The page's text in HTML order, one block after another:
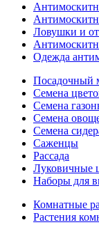
Ловушки и
Одежда
Посадочный
Семена
Семена
Семена
Семена
Саженцы
Рассада
Луковичные
Наборы для
Комнатные
Растения